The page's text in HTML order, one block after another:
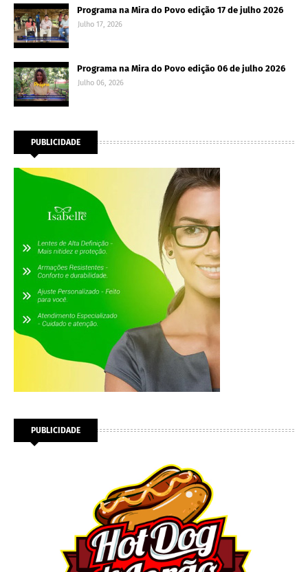
Programa na Mira do Povo edição 17 de julho 2026
Julho 17, 2026
Programa na Mira do Povo edição 06 de julho 2026
Julho 06, 2026
PUBLICIDADE
PUBLICIDADE